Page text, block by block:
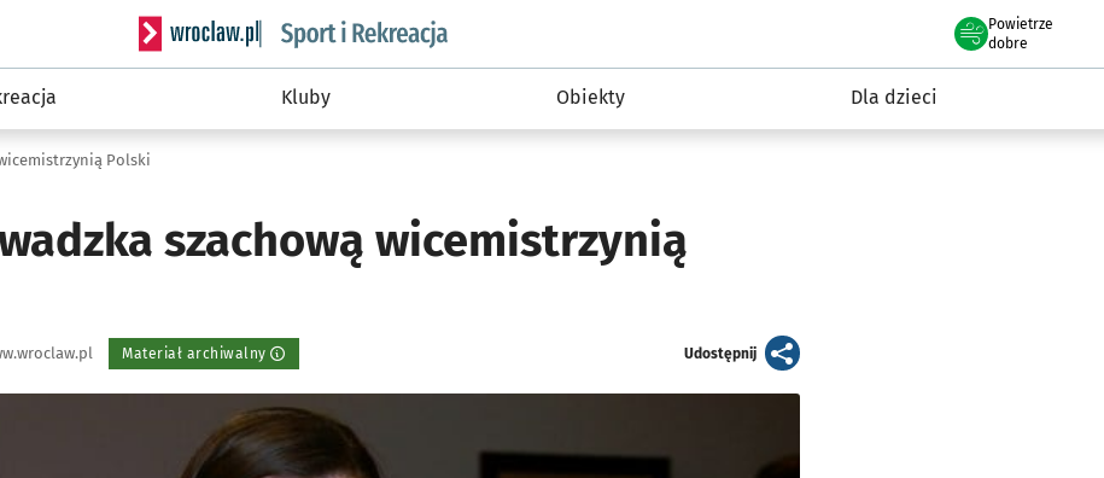
Serwis informacyjny wroclaw.pl podserwis: Sport i rekreacja
Powietrze
we Wrocławiu
dobre
Kluby Obiekty Dla dzieci
Polski
szachową wicemistrzynią
Materiał archiwalny Udostępnijartykuł